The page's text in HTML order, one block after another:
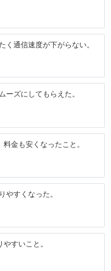
く通信速度が下がらない。
ーズにしてもらえた。
金も安くなったこと。
やすくなった。
すいこと。